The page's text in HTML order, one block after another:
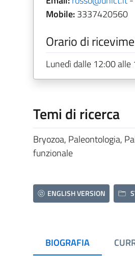
Mobile:3337420560
Orario di
Lunedì dalle 12:00
Temi di ricerca
Bryozoa, Paleontologia,
funzionale
ENGLISH VERSION
BIOGRAFIA